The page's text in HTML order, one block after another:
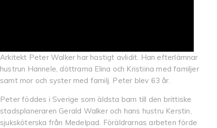
Arkitekt Peter Walker har hastigt avlidit. Han efterlämnar
hustrun Hannele, döttrarna Elina och Kristiina med familjer
samt mor och syster med familj. Peter blev 63 år.
Peter föddes i Sverige som äldsta barn till den brittiske
stadsplaneraren Gerald Walker och hans hustru Kerstin,
sjuksköterska från Medelpad. Föräldrarnas arbeten förde